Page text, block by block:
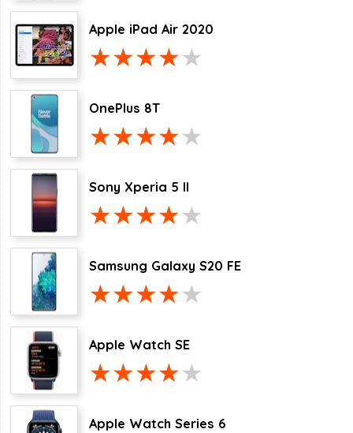
Apple iPad Air 2020
OnePlus 8T
Sony Xperia 5 II
Samsung Galaxy S20 FE
Apple Watch SE
Apple Watch Series 6